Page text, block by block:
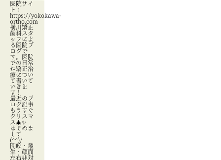
医院サイ
ト：
https://yokokawa-
ortho.com
横川矯正
歯科スタ
ッフによ
る医院ブ
ログで
す。医院
での日常
や矯正治
療につい
て書いて
いきま
す！
最近のブ
ログ記事
もうすぐ
クリスマ
ス🎄✨
はじめま
して
(^^)/
開咬・叢
生・顔面
左右非対